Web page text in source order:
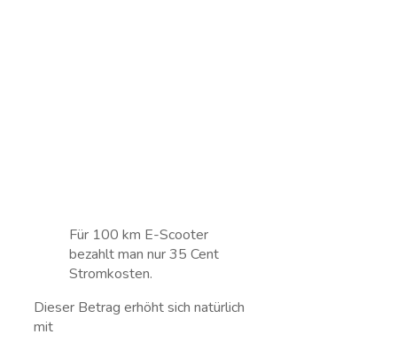
Für 100 km E-Scooter
bezahlt man nur 35 Cent
Stromkosten.
Dieser Betrag erhöht sich natürlich
mit